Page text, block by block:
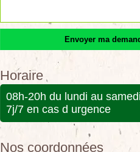
Horaire
08h-20h du lundi au
7j/7 en cas d urgence
Nos coordonnées